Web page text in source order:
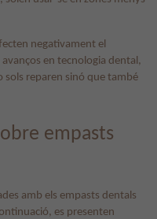
negativament el
en tecnologia dental,
sols reparen sinó que també
empasts
amb els empasts dentals
es presenten